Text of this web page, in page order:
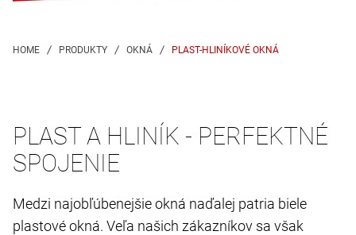
PLAST-HLINÍKOVÉ OKNÁ
PLAST A HLINÍK - PERFEKTNÉ
SPOJENIE
Medzi najobľúbenejšie okná naďalej patria biele
plastové okná. Veľa našich zákazníkov sa však